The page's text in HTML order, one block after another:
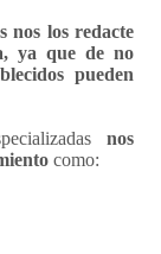
nos los redacte
ya que de no
pueden
nos
como: